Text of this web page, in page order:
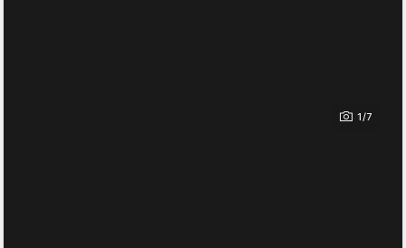
1/7